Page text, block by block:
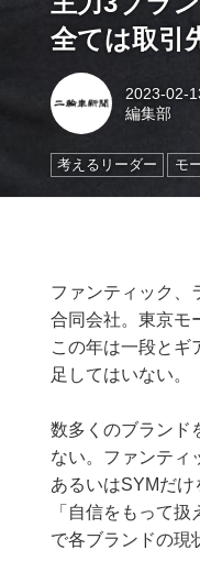
全ては取引
2023-02-
編集部
考えるリーダー モ
ファンティック、
合同会社。東京モ
この年は一段とギ
足してはいない。
数多くのブランド
ない。ファンティ
あるいはSYMだ
「自信をもって
で各ブランドの現